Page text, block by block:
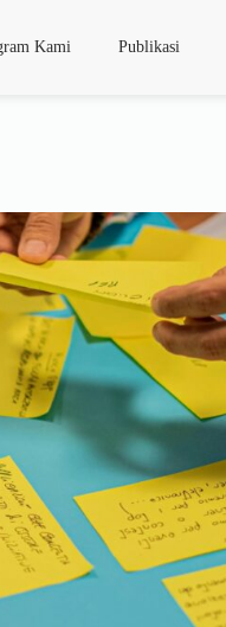
Kami Publikasi